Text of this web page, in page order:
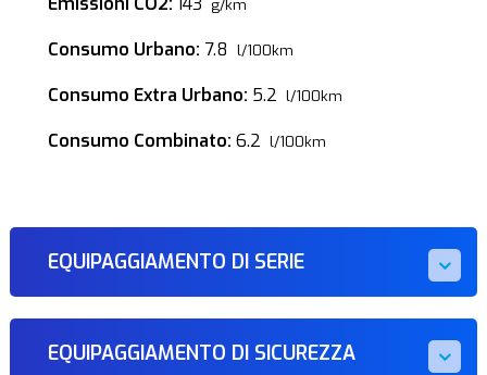
g/km
Consumo Urbano: 7.8 l/100km
Consumo Extra Urbano: 5.2 l/100km
Consumo Combinato: 6.2 l/100km
EQUIPAGGIAMENTO DI SERIE
EQUIPAGGIAMENTO DI SICUREZZA